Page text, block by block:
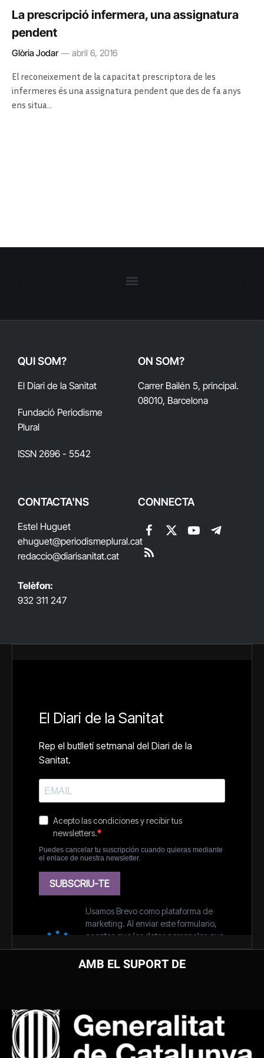
La prescripció infermera, una assignatura
pendent
Glòria Jodar abril 6, 2016
El reconeixement de la capacitat prescriptora de les
infermeres és una assignatura pendent que des de fa anys
ens situa…
QUI SOM?
El Diari de la Sanitat
Fundació Periodisme
Plural
ISSN 2696 - 5542
ON SOM?
Carrer Bailén 5, principal.
08010, Barcelona
CONTACTA'NS
Estel Huguet
ehuguet@periodismeplural.cat
redaccio@diarisanitat.cat
Telèfon:
932 311 247
CONNECTA
Facebook
X
YouTubeTelegram
RSS
AMB EL SUPORT DE